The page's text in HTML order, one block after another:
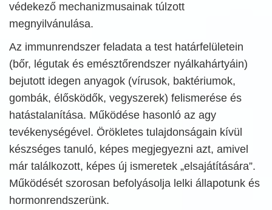
védekező mechanizmusainak túlzott
megnyilvánulása.
Az immunrendszer feladata a test határfelületein
(bőr, légutak és emésztőrendszer nyálkahártyáin)
bejutott idegen anyagok (vírusok, baktériumok,
gombák, élősködők, vegyszerek) felismerése és
hatástalanítása. Működése hasonló az agy
tevékenységével. Örökletes tulajdonságain kívül
készséges tanuló, képes megjegyezni azt, amivel
már találkozott, képes új ismeretek „elsajátítására”.
Működését szorosan befolyásolja lelki állapotunk és
hormonrendszerünk.